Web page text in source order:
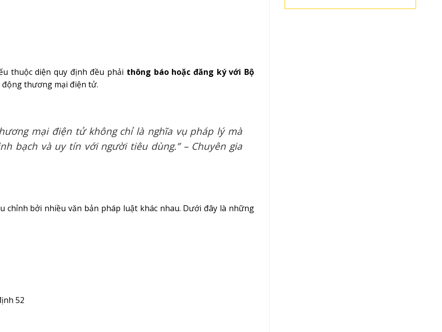
thuộc diện quy định đều phải thông báo hoặc đăng ký với Bộ
thương mại điện tử.
mại điện tử không chỉ là nghĩa vụ pháp lý mà
bạch và uy tín với người tiêu dùng.” – Chuyên gia
bởi nhiều văn bản pháp luật khác nhau. Dưới đây là những
52